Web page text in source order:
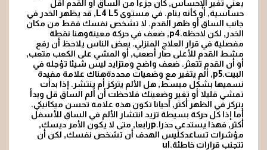
يعني تغير الإحساس, كأن جزءا من الساق أو القدم أقل
حساسية, أو كأنه ينام. في مستوى L4 L5, قد يظهر الخدر في
جانب الساق أو ظهر القدم. لا تشخص نفسك فقط من مكان
الخدر, لكن لاحظه.p4, ضعف في حركة معينةوهنا نقطة
مفصلية في قرار العلاج المنزلي. بعض الناس يلاحظ أن رفع
مشط القدم للأعلى صار أصعب, أو المشي على الكعب متعب,
أو أن القدم تتعثر. ضعف واضح ومتزايد ليس شيئا تؤجله في
البيت.p5, ألم يتغير مع وضعيات محددةهناك علامة مفيدة
نسميها بشكل مبسط, هل الألم يتركز أم ينتشر. إذا بدأت
تمشي قليلا أو تغير وضعيتك فلاحظت أن ألم الساق قل وبدأ
يتركز في الظهر أكثر, أحيانا تكون هذه علامة تحسن ميكانيكي.
أما إذا كل حركة بسيطة تزيد انتشار الألم في الساق للأسفل
أكثر, فهذا يستدعي حذرا.pرابعا, متى لا يكون الأمر ديسك,
مؤشرات تساعدكليس الهدف أن تشخص نفسك, لكن أن
تتجنب قرارات خاطئة.ul